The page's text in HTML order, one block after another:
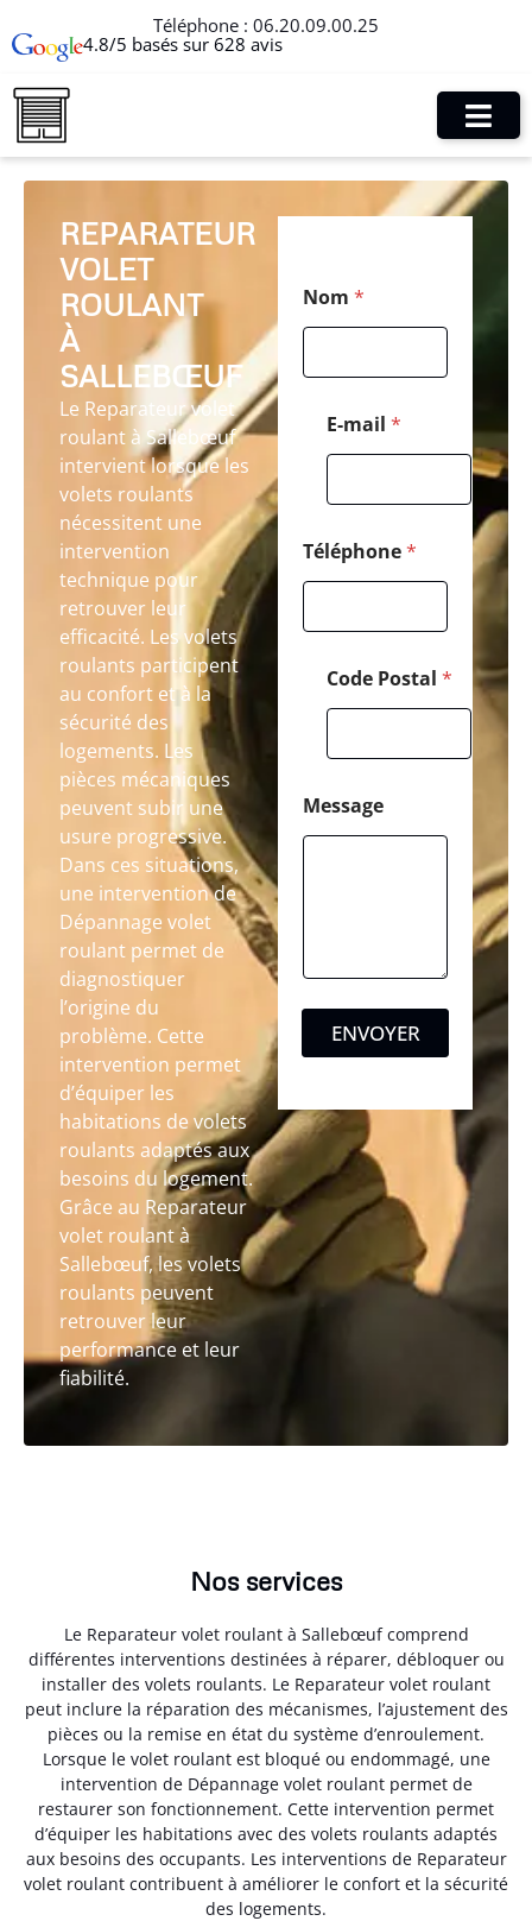
Téléphone : 06.20.09.00.25
4.8/5 basés sur 628 avis
REPARATEUR
VOLET
ROULANT
À
SALLEBŒUF
Le Reparateur volet
roulant à Sallebœuf
intervient lorsque les
volets roulants
nécessitent une
intervention
technique pour
retrouver leur
efficacité. Les volets
roulants participent
au confort et à la
sécurité des
logements. Les
pièces mécaniques
peuvent subir une
usure progressive.
Dans ces situations,
une intervention de
Dépannage volet
roulant permet de
diagnostiquer
l’origine du
problème. Cette
intervention permet
d’équiper les
habitations de volets
roulants adaptés aux
besoins du logement.
Grâce au Reparateur
volet roulant à
Sallebœuf, les volets
roulants peuvent
retrouver leur
performance et leur
fiabilité.
Nom *
E-mail *
o
Téléphone*
Code Postal *
Message
ENVOYER
Nos services
Le Reparateur volet roulant à Sallebœuf comprend
différentes interventions destinées à réparer, débloquer ou
installer des volets roulants. Le Reparateur volet roulant
peut inclure la réparation des mécanismes, l’ajustement des
pièces ou la remise en état du système d’enroulement.
Lorsque le volet roulant est bloqué ou endommagé, une
intervention de Dépannage volet roulant permet de
restaurer son fonctionnement. Cette intervention permet
d’équiper les habitations avec des volets roulants adaptés
aux besoins des occupants. Les interventions de Reparateur
volet roulant contribuent à améliorer le confort et la sécurité
des logements.